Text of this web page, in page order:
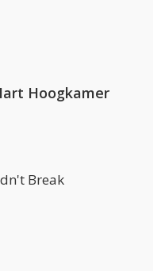
Hoogkamer
Break